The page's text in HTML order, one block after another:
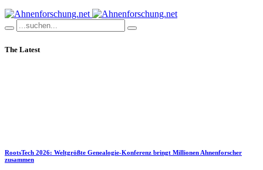
The Latest
RootsTech 2026: Weltgrößte Genealogie-Konferenz bringt Millionen Ahnenforscher
zusammen